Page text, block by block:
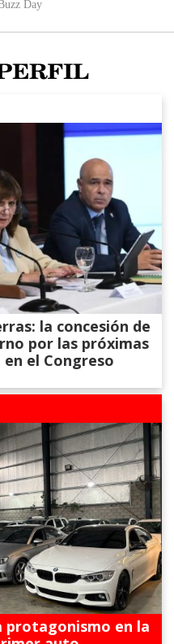
la concesión de
por las próximas
el Congreso
protagonismo en la